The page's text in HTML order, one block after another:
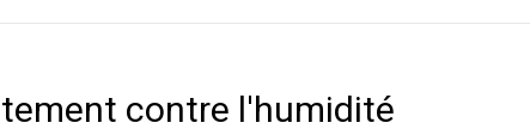
contre l'humidité